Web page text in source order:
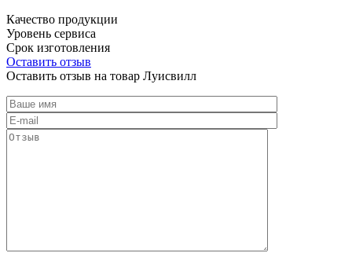
Качество продукции
Уровень сервиса
Срок изготовления
Оставить отзыв
Оставить отзыв на товар Луисвилл